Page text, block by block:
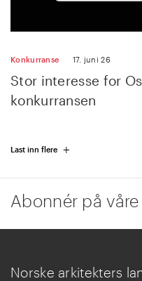
Konkurranse 17. juni 26
Stor interesse for
konkurransen
Last inn flere +
Abonnér på
Norske arkitekters